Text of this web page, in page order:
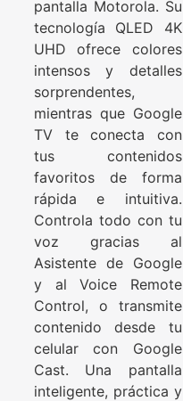
pantalla Motorola. Su
tecnología QLED 4K
UHD ofrece colores
intensos y detalles
sorprendentes,
mientras que Google
TV te conecta con
tus contenidos
favoritos de forma
rápida e intuitiva.
Controla todo con tu
voz gracias al
Asistente de Google
y al Voice Remote
Control, o transmite
contenido desde tu
celular con Google
Cast. Una pantalla
inteligente, práctica y